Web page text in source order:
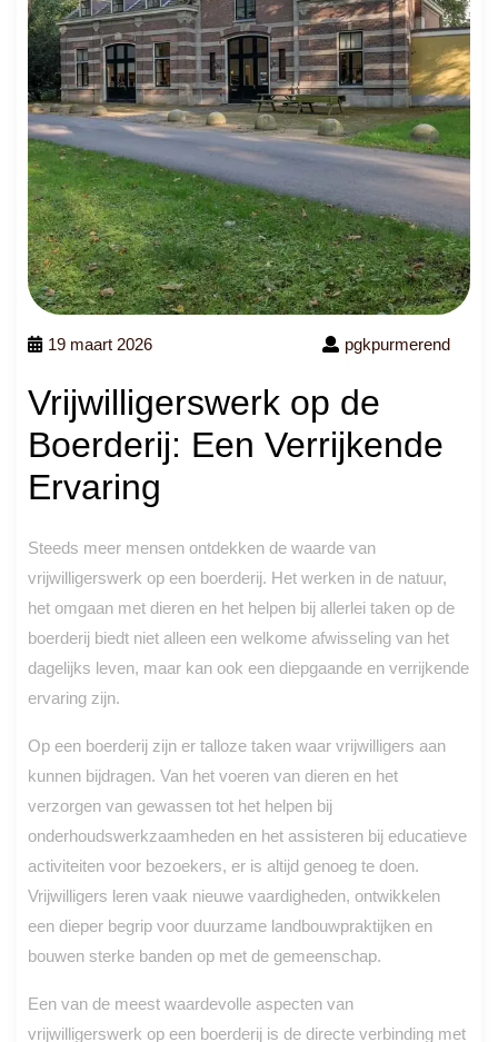
19 maart 2026 pgkpurmerend
Vrijwilligerswerk op de
Boerderij: Een Verrijkende
Ervaring
Steeds meer mensen ontdekken de waarde van
vrijwilligerswerk op een boerderij. Het werken in de natuur,
het omgaan met dieren en het helpen bij allerlei taken op de
boerderij biedt niet alleen een welkome afwisseling van het
dagelijks leven, maar kan ook een diepgaande en verrijkende
ervaring zijn.
Op een boerderij zijn er talloze taken waar vrijwilligers aan
kunnen bijdragen. Van het voeren van dieren en het
verzorgen van gewassen tot het helpen bij
onderhoudswerkzaamheden en het assisteren bij educatieve
activiteiten voor bezoekers, er is altijd genoeg te doen.
Vrijwilligers leren vaak nieuwe vaardigheden, ontwikkelen
een dieper begrip voor duurzame landbouwpraktijken en
bouwen sterke banden op met de gemeenschap.
Een van de meest waardevolle aspecten van
vrijwilligerswerk op een boerderij is de directe verbinding met